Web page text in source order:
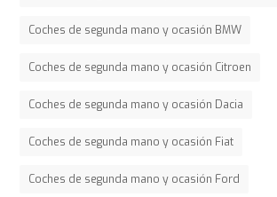
Coches de segunda mano y ocasión BMW
Coches de segunda mano y ocasión Citroen
Coches de segunda mano y ocasión Dacia
Coches de segunda mano y ocasión Fiat
Coches de segunda mano y ocasión Ford